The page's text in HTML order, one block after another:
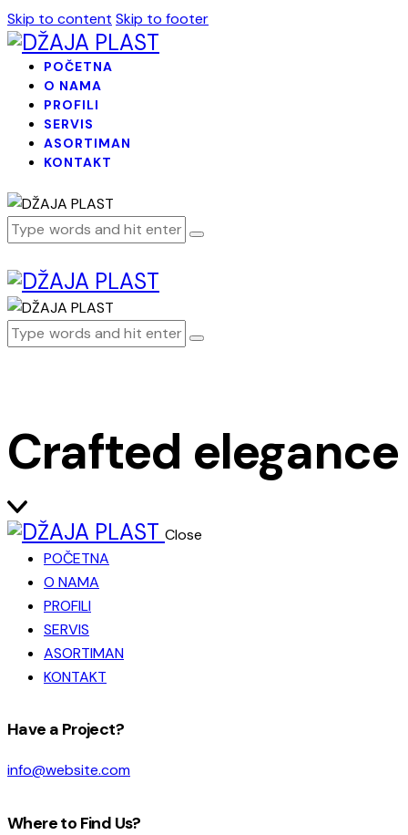
Skip to content Skip to footer
POČETNA
O NAMA
PROFILI
SERVIS
ASORTIMAN
KONTAKT
Crafted elegance
Close
POČETNA
O NAMA
PROFILI
SERVIS
ASORTIMAN
KONTAKT
facebook-
instagram
Have a Project?
info@website.com
Where to Find Us?